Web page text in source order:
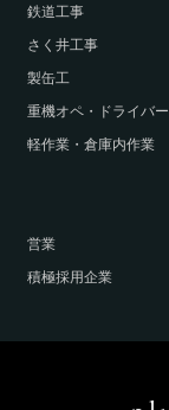
鉄道工事
さく井工事
製缶工
重機オペ・ドライバー
軽作業・倉庫内作業
営業
積極採用企業